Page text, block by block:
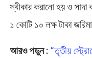
স্বীকার করানো হয় ও
১ কোটি ১০ লক্ষ টাকা
আরও পড়ুন : “তৃতীয়